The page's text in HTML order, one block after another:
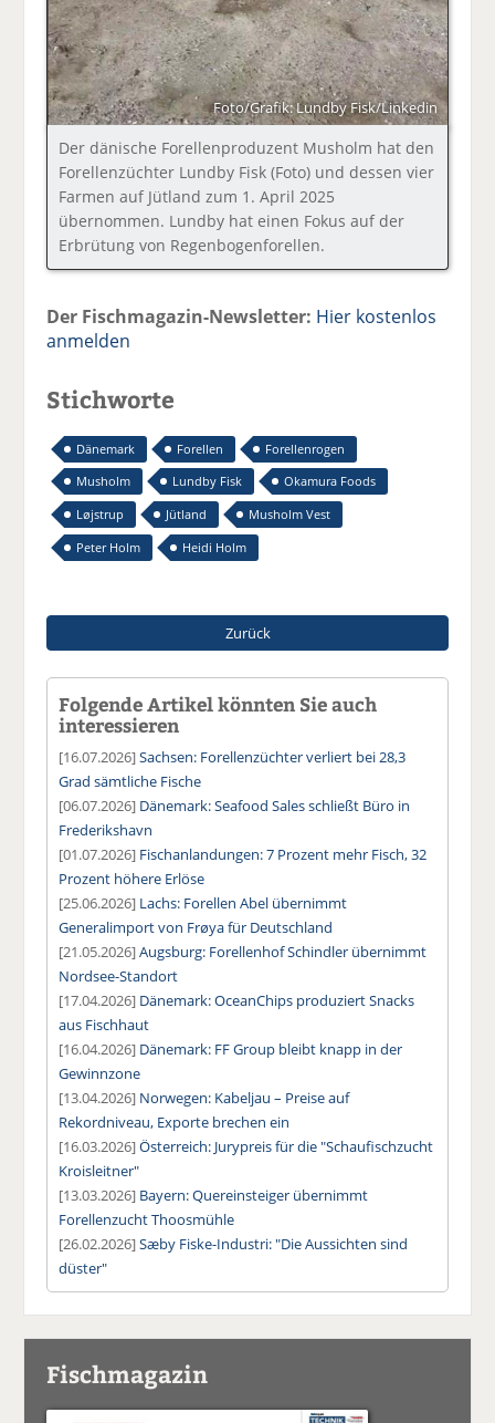
Foto/Grafik: Lundby Fisk/Linkedin
Der dänische Forellenproduzent Musholm hat den
Forellenzüchter Lundby Fisk (Foto) und dessen vier
Farmen auf Jütland zum 1. April 2025
übernommen. Lundby hat einen Fokus auf der
Erbrütung von Regenbogenforellen.
Der Fischmagazin-Newsletter: Hier kostenlos
anmelden
Stichworte
Dänemark Forellen
Forellenrogen
Musholm
Lundby Fisk
Okamura Foods
Løjstrup
Jütland
Musholm Vest
Peter Holm
Heidi Holm
Zurück
Folgende Artikel könnten Sie auch
interessieren
[16.07.2026]Sachsen: Forellenzüchter verliert bei 28,3
Grad sämtliche Fische
[06.07.2026] Dänemark: Seafood Sales schließt Büro in
Frederikshavn
[01.07.2026] Fischanlandungen: 7 Prozent mehr Fisch, 32
Prozent höhere Erlöse
[25.06.2026] Lachs: Forellen Abel übernimmt
Generalimport von Frøya für Deutschland
[21.05.2026]Augsburg: Forellenhof Schindler übernimmt
Nordsee-Standort
[17.04.2026] Dänemark: OceanChips produziert Snacks
aus Fischhaut
[16.04.2026] Dänemark: FF Group bleibt knapp in der
Gewinnzone
[13.04.2026] Norwegen: Kabeljau – Preise auf
Rekordniveau, Exporte brechen ein
[16.03.2026]Österreich: Jurypreis für die "Schaufischzucht
Kroisleitner"
[13.03.2026] Bayern: Quereinsteiger übernimmt
Forellenzucht Thoosmühle
[26.02.2026]Sæby Fiske-Industri: "Die Aussichten sind
düster"
Fischmagazin